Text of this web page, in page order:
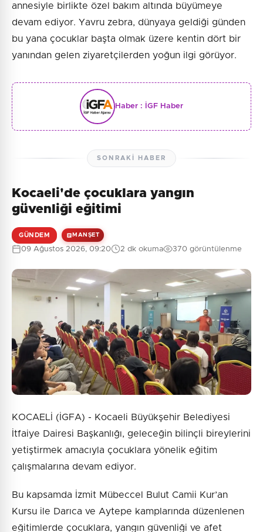
annesiyle birlikte özel bakım altında büyümeye
devam ediyor. Yavru zebra, dünyaya geldiği günden
bu yana çocuklar başta olmak üzere kentin dört bir
yanından gelen ziyaretçilerden yoğun ilgi görüyor.
Haber : İGF Haber
SONRAKI HABER
Kocaeli'de çocuklara yangın
güvenliği eğitimi
GÜNDEM MANŞET
09 Ağustos 2026, 09:20 2 dk okuma 370 görüntülenme
KOCAELİ (İGFA) - Kocaeli Büyükşehir Belediyesi
İtfaiye Dairesi Başkanlığı, geleceğin bilinçli bireylerini
yetiştirmek amacıyla çocuklara yönelik eğitim
çalışmalarına devam ediyor.
Bu kapsamda İzmit Mübeccel Bulut Camii Kur’an
Kursu ile Darıca ve Aytepe kamplarında düzenlenen
eğitimlerde çocuklara, yangın güvenliği ve afet